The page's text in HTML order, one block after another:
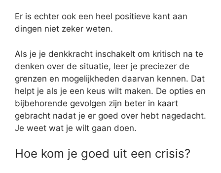
Er is echter ook een heel positieve kant aan
dingen niet zeker weten.
Als je je denkkracht inschakelt om kritisch na te
denken over de situatie, leer je preciezer de
grenzen en mogelijkheden daarvan kennen. Dat
helpt je als je een keus wilt maken. De opties en
bijbehorende gevolgen zijn beter in kaart
gebracht nadat je er goed over hebt nagedacht.
Je weet wat je wilt gaan doen.
Hoe kom je goed uit een crisis?